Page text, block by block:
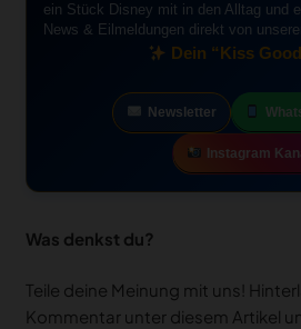
ein Stück Disney mit in den Alltag und
News & Eilmeldungen direkt von
Dein “Kiss
Newsletter
Instagram
Was denkst du?
Teile deine Meinung mit uns!
Kommentar unter diesem Artikel